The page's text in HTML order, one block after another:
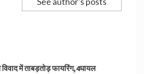
में ताबड़तोड़ फायरिंग,4घायल